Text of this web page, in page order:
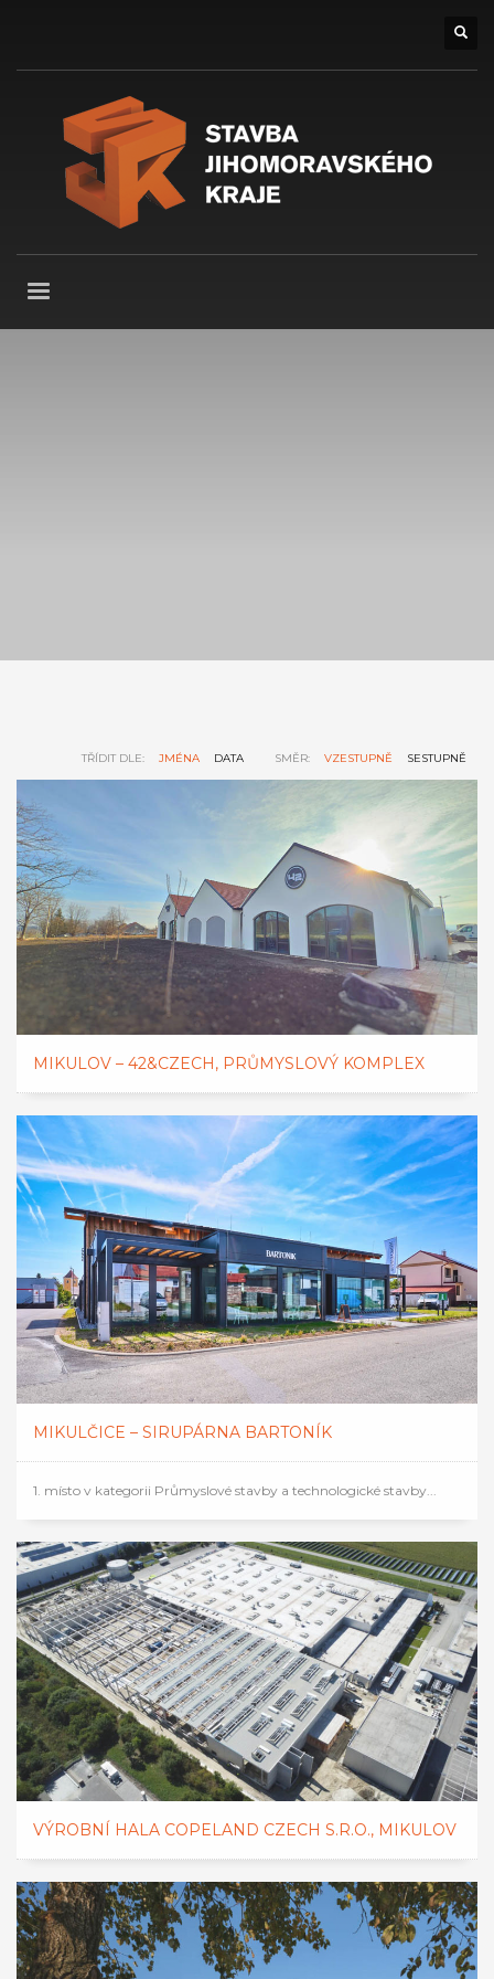
TŘÍDIT DLE: JMÉNA DATA SMĚR: VZESTUPNĚ SESTUPNĚ
MIKULOV – 42&CZECH, PRŮMYSLOVÝ KOMPLEX
MIKULČICE – SIRUPÁRNA BARTONÍK
1. místo v kategorii Průmyslové stavby a technologické stavby...
VÝROBNÍ HALA COPELAND CZECH S.R.O., MIKULOV